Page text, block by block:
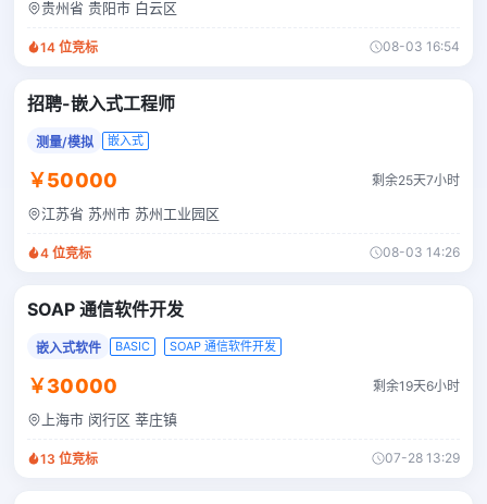
贵州省 贵阳市 白云区
14 位竞标 08-03 16:54
招聘-嵌入式工程师
测量/模拟 嵌入式
￥50000 剩余25天7小时
江苏省 苏州市 苏州工业园区
4 位竞标 08-03 14:26
SOAP 通信软件开发
嵌入式软件 BASIC SOAP 通信软件开发
￥30000 剩余19天6小时
上海市 闵行区 莘庄镇
13 位竞标 07-28 13:29